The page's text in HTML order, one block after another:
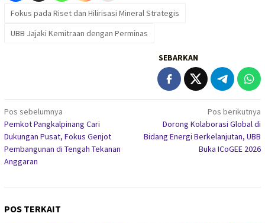
Fokus pada Riset dan Hilirisasi Mineral Strategis
UBB Jajaki Kemitraan dengan Perminas
SEBARKAN
Navigasi
pos
Pos sebelumnya
Pemkot Pangkalpinang Cari
Dukungan Pusat, Fokus Genjot
Pembangunan di Tengah Tekanan
Anggaran
Pos berikutnya
Dorong Kolaborasi Global di
Bidang Energi Berkelanjutan, UBB
Buka ICoGEE 2026
POS TERKAIT